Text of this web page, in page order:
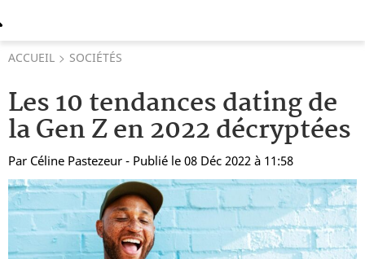
ACCUEIL SOCIÉTÉS
Les 10 tendances dating de
la Gen Z en 2022 décryptées
Par Céline Pastezeur - Publié le 08 Déc 2022 à 11:58